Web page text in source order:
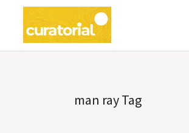
man ray Tag